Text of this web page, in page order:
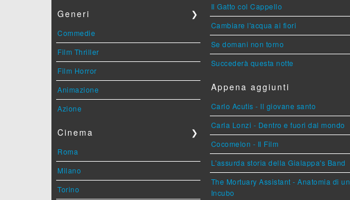
Generi ❯
Commedie
Film Thriller
Film Horror
Animazione
Azione
Cinema ❯
Roma
Milano
Torino
Il Gatto col Cappello
Cambiare l'acqua ai fiori
Se domani non torno
Succederà questa notte
Appena aggiunti
Carlo Acutis - Il giovane santo
Carla Lonzi - Dentro e fuori dal mondo
Cocomelon - Il Film
L'assurda storia della Gialappa's Band
The Mortuary Assistant - Anatomia di un
Incubo